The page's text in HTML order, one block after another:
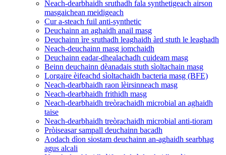
Neach-dearbhaidh sruthadh fala synthetigeach airson
masgaichean meidigeach
Cur a-steach fuil anti-synthetic
Deuchainn an aghaidh anail masg
Deuchainn ìre sruthadh leaghaidh àrd stuth le leaghadh
Neach-deuchainn masg iomchaidh
Deuchainn eadar-dhealachadh cuideam masg
Beinn deuchainn dèanadais stuth sìoltachain masg
Lorgaire èifeachd sìoltachaidh bacteria masg (BFE)
Neach-dearbhaidh raon lèirsinneach masg
Neach-dearbhaidh frithidh masg
Neach-dearbhaidh treòrachaidh microbial an aghaidh
taise
Neach-dearbhaidh treòrachaidh microbial anti-tioram
Pròiseasar sampall deuchainn bacadh
Aodach dìon siostam deuchainn an-aghaidh searbhag
agus alcali